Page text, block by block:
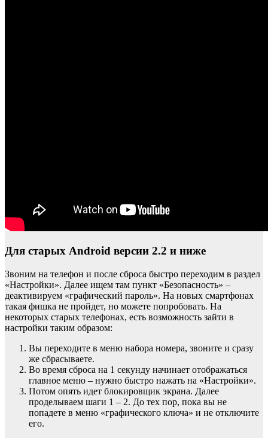
Для старых Android версии 2.2 и ниже
Звоним на телефон и после сброса быстро переходим в раздел
«Настройки». Далее ищем там пункт «Безопасность» –
деактивируем «графический пароль». На новых смартфонах
такая фишка не пройдет, но можете попробовать. На
некоторых старых телефонах, есть возможность зайти в
настройки таким образом:
Вы переходите в меню набора номера, звоните и сразу
же сбрасываете.
Во время сброса на 1 секунду начинает отображаться
главное меню – нужно быстро нажать на «Настройки».
Потом опять идет блокировщик экрана. Далее
проделываем шаги 1 – 2. До тех пор, пока вы не
попадете в меню «графического ключа» и не отключите
его.